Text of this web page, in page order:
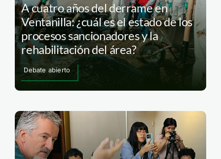
A cuatro años del derrame en
Ventanilla: ¿cuál es el estado de los
procesos sancionadores y la
rehabilitación del área?
Debate abierto